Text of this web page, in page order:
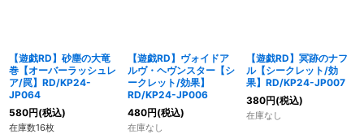
【遊戯RD】砂塵の大竜
巻【オーバーラッシュレ
ア/罠】RD/KP24-
JP064
580円(税込)
在庫数16枚
【遊戯RD】ヴォイドア
ルヴ・ヘヴンスター【シ
ークレット/効果】
RD/KP24-JP006
480円(税込)
在庫なし
【遊戯RD】冥跡のナフ
ル【シークレット/効
果】RD/KP24-JP007
380円(税込)
在庫なし